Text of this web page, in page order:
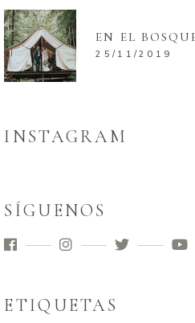
EN EL
25/11/2019
INSTAGRAM
SÍGUENOS
ETIQUETAS